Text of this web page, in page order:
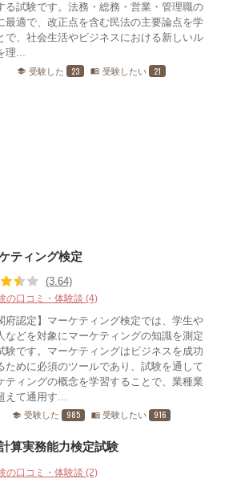
る試験です。​法務・総務・営業・管理職の
最適で、改正点を含む民法の主要論点を学
で、社会生活やビジネスにおける新しいル
理...
school 受験した 23 menu_book 受験したい 21
ティング検定
(3.64)
の口コミ・体験談 (4)
府認定】マーケティング検定では、学生や
などを対象にマーケティングの知識を測定
験です。マーケティングはビジネスを成功
ために必須のツールであり、試験を通して
ティングの概念を学習することで、業種業
えて通用す...
school 受験した 985 menu_book 受験したい 916
算実務能力検定試験
の口コミ・体験談 (2)